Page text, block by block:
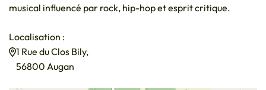
musical influencé par rock, hip-hop et esprit critique.
Localisation :
1 Rue du Clos Bily,
56800 Augan